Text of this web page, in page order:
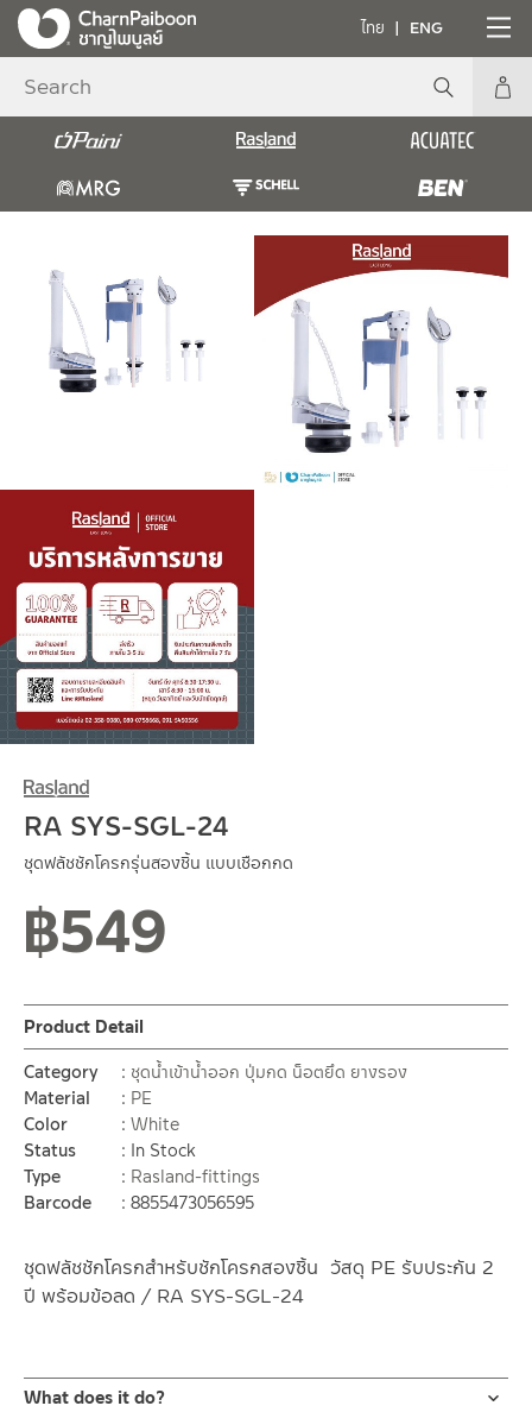
ไทย ENG
RA SYS-SGL-24
ชุดฟลัชชักโครกรุ่นสองชิ้น แบบเชือกกด
฿549
ชุดฟลัชชักโครกสำหรับชักโครกสองชิ้น วัสดุ PE รับประกัน 2
ปี พร้อมข้อลด / RA SYS-SGL-24
Product Detail
Category
ชุดน้ำเข้าน้ำออก ปุ่มกด น็อตยึด ยางรอง
Material
PE
Color
White
Status
In Stock
Type
Rasland-fittings
Barcode
8855473056595
What does it do?